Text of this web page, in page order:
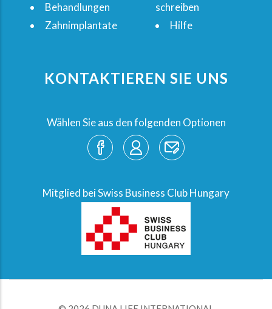
Behandlungen
Zahnimplantate
schreiben
Hilfe
KONTAKTIEREN SIE UNS
Wählen Sie aus den folgenden Optionen
Mitglied bei Swiss Business Club Hungary